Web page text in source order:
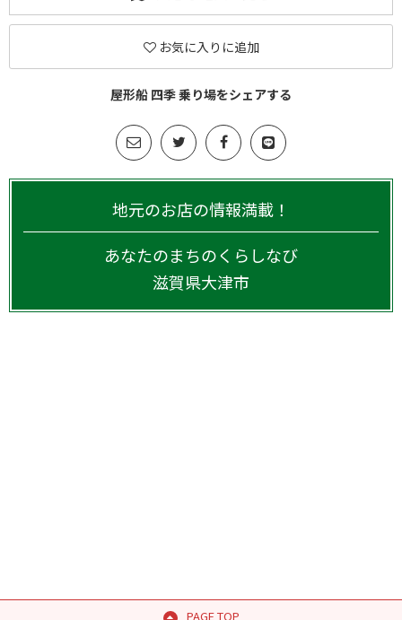
お気に入りに追加
屋形船 四季 乗り場をシェアする
地元のお店の情報満載！
あなたのまちのくらしなび
滋賀県大津市
PAGE TOP